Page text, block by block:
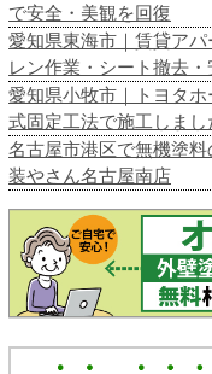
で安全・美観を回復
愛知県東海市｜賃貸ア
レン作業・シート撤去
愛知県小牧市｜トヨタ
式固定工法で施工しまし
名古屋市港区で無機塗
装やさん名古屋南店